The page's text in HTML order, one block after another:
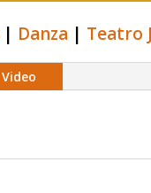
| Danza | Teatro
Video